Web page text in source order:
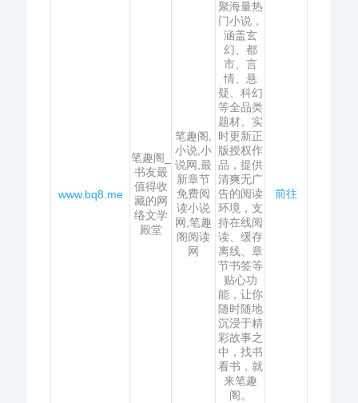
www.bq8.me
笔趣阁_
书友最
值得收
藏的网
络文学
殿堂
笔趣阁,
小说,小
说网,最
新章节
免费阅
读小说
网,笔趣
阁阅读
网
聚海量热
门小说，
涵盖玄
幻、都
市、言
情、悬
疑、科幻
等全品类
题材。实
时更新正
版授权作
品，提供
清爽无广
告的阅读
环境，支
持在线阅
读、缓存
离线、章
节书签等
贴心功
能，让你
随时随地
沉浸于精
彩故事之
中，找书
看书，就
来笔趣
阁。
前往